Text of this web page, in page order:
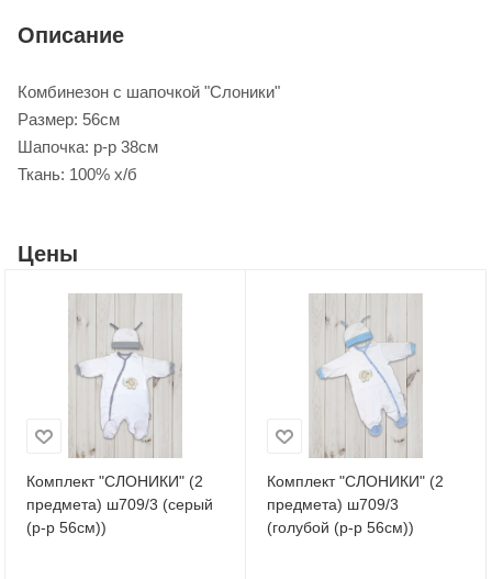
Описание
Комбинезон с шапочкой "Слоники"
Размер: 56см
Шапочка: р-р 38см
Ткань: 100% х/б
Цены
Комплект "СЛОНИКИ" (2
предмета) ш709/3 (серый
(р-р 56см))
Комплект "СЛОНИКИ" (2
предмета) ш709/3
(голубой (р-р 56см))